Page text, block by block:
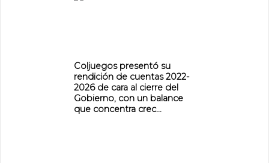
Coljuegos presentó su
rendición de cuentas 2022-
2026 de cara al cierre del
Gobierno, con un balance
que concentra crec...